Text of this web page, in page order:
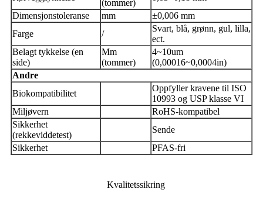
(tommer)
Dimensjonstoleranse
mm
±0,006 mm
Farge
/
Svart, blå, grønn, gul, lilla,
ect.
Belagt tykkelse (en
side)
Mm
(tommer)
4~10um
(0,00016~0,0004in)
Andre
Biokompatibilitet
Oppfyller kravene til ISO
10993 og USP klasse VI
Miljøvern
RoHS-kompatibel
Sikkerhet
(rekkeviddetest)
Sende
Sikkerhet
PFAS-fri
Kvalitetssikring